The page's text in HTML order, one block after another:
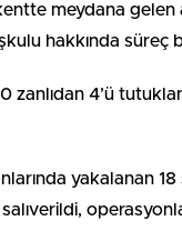
meydana gelen
hakkında süreç
zanlıdan 4’ü
yakalanan 18
salıverildi,